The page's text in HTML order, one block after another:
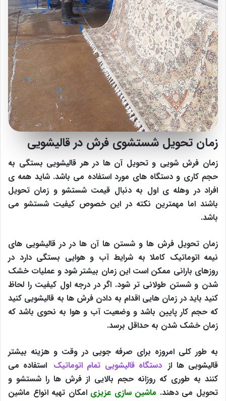
زمان تحویل شستشوی فرش در قالیشویی
زمان فرش شویی و تحویل آن ها در هر قالیشویی بستگی به
حجم کاری و دستگاه های مورد استفاده می باشد. شاید همه ی
افراد در وهله ی اول به دنبال قیمت شستشو و زمان تحویل
باشند اما مهمترین نکته در این خصوص کیفیت شستشو می
باشد.
زمان تحویل فرش ها و شستن ها آن ها در در قالیشویی های
نیمه اتوماتیک کاملا به شرایط آب و هوایی بستگی دارد در
روزهای بارانی ممکن است این زمان بیشتر شود و عملیات خشک
شدن و شستن طولانی تر شود. اگر در درجه اول کیفیت را لحاظ
کنید باید در زمان هایی اقدام به دادن فرش ها به قالیشویی کنید
که حجم کار پایین باشد و وضعیت آب و هوا به نحوی باشد که
زمان خشک شدن به حداقل برسد.
به طور کلی امروزه برای صرفه جویی در وقت و هزینه بیشتر
قالیشویی ها از دستگاه قالیشویی تمام اتوماتیک استفاده می
کنند به طوری که روزانه حجم بالایی از فرش ها را شستشو و
تحویل می دهند. ماشین سازی عزیزی امکان تهیه انواع ماشین